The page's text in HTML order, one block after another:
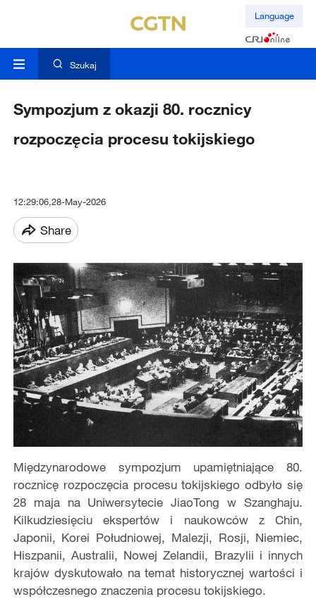
Language
Szukaj
Sympozjum z okazji 80. rocznicy
rozpoczęcia procesu tokijskiego
12:29:06,28-May-2026
Share
Międzynarodowe sympozjum upamiętniające 80.
rocznicę rozpoczęcia procesu tokijskiego odbyło się
28 maja na Uniwersytecie JiaoTong w Szanghaju.
Kilkudziesięciu ekspertów i naukowców z Chin,
Japonii, Korei Południowej, Malezji, Rosji, Niemiec,
Hiszpanii, Australii, Nowej Zelandii, Brazylii i innych
krajów dyskutowało na temat historycznej wartości i
współczesnego znaczenia procesu tokijskiego.